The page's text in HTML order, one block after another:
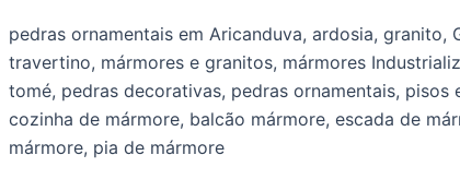
pedras ornamentais em Aricanduva, ardosia,
travertino, mármores e granitos, mármores
tomé, pedras decorativas, pedras ornamentais,
cozinha de mármore, balcão mármore, escada de
mármore, pia de mármore